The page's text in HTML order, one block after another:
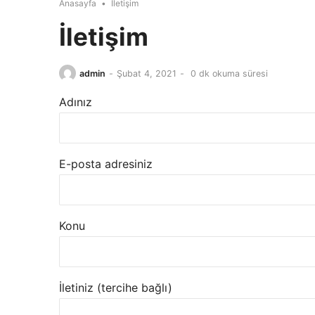
Anasayfa • İletişim
İletişim
admin - Şubat 4, 2021 - 0 dk okuma süresi
Adınız
E-posta adresiniz
Konu
İletiniz (tercihe bağlı)